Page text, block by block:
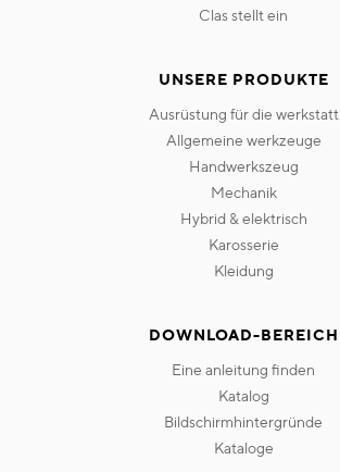
clas stellt ein
UNSERE PRODUKTE
ausrüstung für die werkstatt
allgemeine werkzeuge
handwerkszeug
mechanik
hybrid & elektrisch
karosserie
kleidung
DOWNLOAD-BEREICH
eine anleitung finden
katalog
bildschirmhintergründe
kataloge